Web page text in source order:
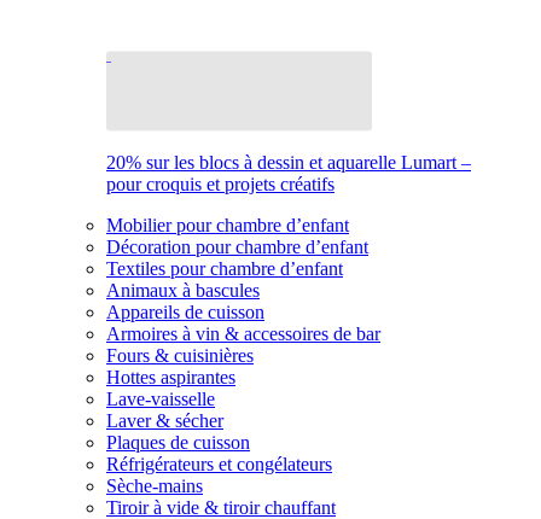
20% sur les blocs à dessin et aquarelle Lumart –
pour croquis et projets créatifs
Mobilier pour chambre d’enfant
Décoration pour chambre d’enfant
Textiles pour chambre d’enfant
Animaux à bascules
Appareils de cuisson
Armoires à vin & accessoires de bar
Fours & cuisinières
Hottes aspirantes
Lave-vaisselle
Laver & sécher
Plaques de cuisson
Réfrigérateurs et congélateurs
Sèche-mains
Tiroir à vide & tiroir chauffant